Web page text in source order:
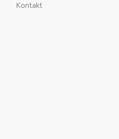
Kontakt